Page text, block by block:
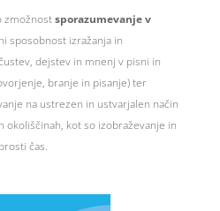
zmožnostsporazumevanje v
sposobnost izražanja in
dejstev in mnenj v pisni in
branje in pisanje) ter
na ustrezen in ustvarjalen način
kot so izobraževanje in
čas.